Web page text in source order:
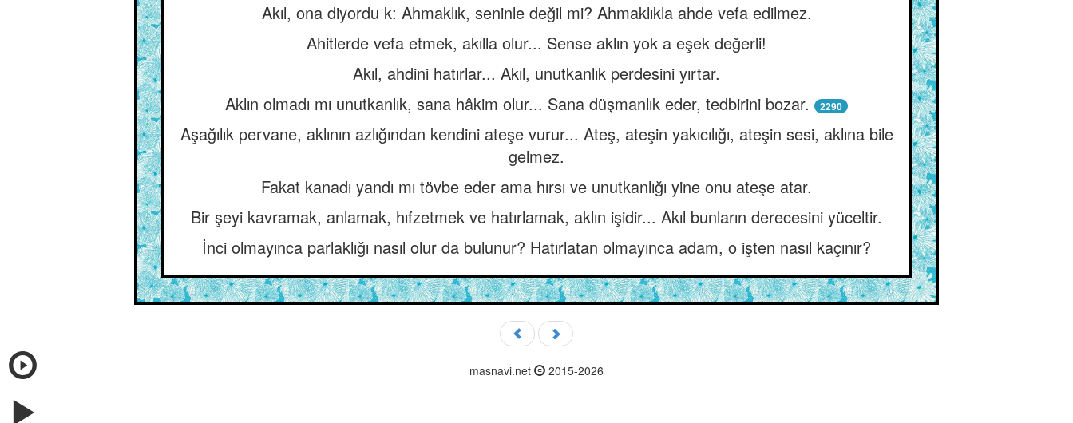
Akıl, ona diyordu k: Ahmaklık, seninle değil mi? Ahmaklıkla ahde vefa edilmez.
Ahitlerde vefa etmek, akılla olur... Sense aklın yok a eşek değerli!
Akıl, ahdini hatırlar... Akıl, unutkanlık perdesini yırtar.
Aklın olmadı mı unutkanlık, sana hâkim olur... Sana düşmanlık eder, tedbirini bozar.
2290
Aşağılık pervane, aklının azlığından kendini ateşe vurur... Ateş, ateşin yakıcılığı, ateşin sesi, aklına bile
gelmez.
Fakat kanadı yandı mı tövbe eder ama hırsı ve unutkanlığı yine onu ateşe atar.
Bir şeyi kavramak, anlamak, hıfzetmek ve hatırlamak, aklın işidir... Akıl bunların derecesini yüceltir.
İnci olmayınca parlaklığı nasıl olur da bulunur? Hatırlatan olmayınca adam, o işten nasıl kaçınır?
masnavi.net 2015-2026